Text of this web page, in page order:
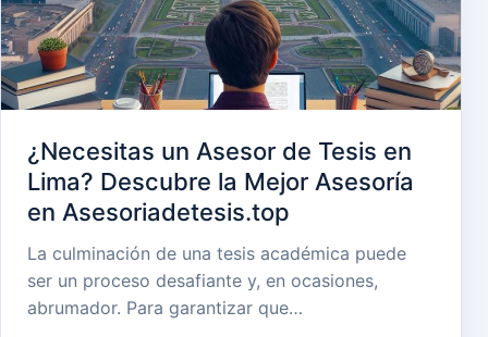
¿Necesitas un Asesor de Tesis en
Lima? Descubre la Mejor Asesoría
en Asesoriadetesis.top
La culminación de una tesis académica puede
ser un proceso desafiante y, en ocasiones,
abrumador. Para garantizar que…